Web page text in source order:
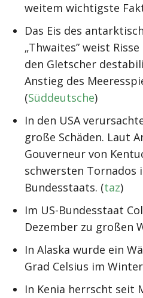
weitem wichtigste
Das Eis des
„Thwaites” weist
den Gletscher
Anstieg des
(Süddeutsche)
In den USA
große Schäden. Laut
Gouverneur von
schwersten Tornados
Bundesstaats. (taz)
Im US-Bundesstaat
Dezember zu großen
In Alaska wurde ein
Grad Celsius im
In Kenia herrscht seit